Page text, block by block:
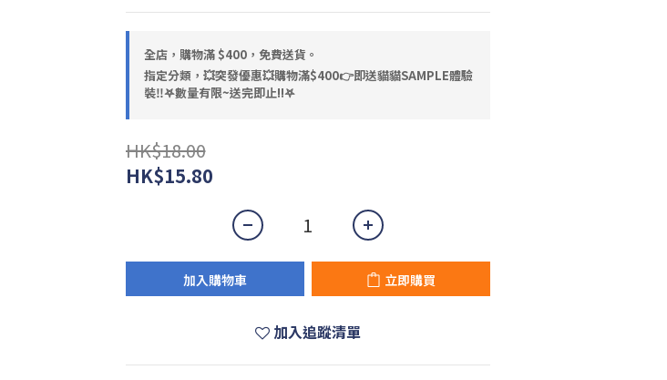
全店，購物滿 $400，免費送貨。
指定分類，💥突發優惠💥購物滿$400👉即送貓貓SAMPLE體驗
裝‼️𖤐數量有限~送完即止!!𖤐
HK$18.00
HK$15.80
加入購物車 立即購買
加入追蹤清單